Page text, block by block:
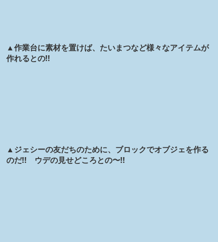
▲作業台に素材を置けば、たいまつなど様々なアイテムが
作れるとの!!
▲ジェシーの友だちのために、ブロックでオブジェを作る
のだ!! ウデの見せどころとの〜!!